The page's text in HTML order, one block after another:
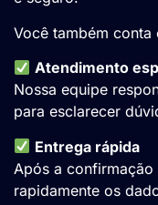
Você também conta
Atendimento
Nossa equipe
para esclarecer
Entrega rápida
Após a
rapidamente os